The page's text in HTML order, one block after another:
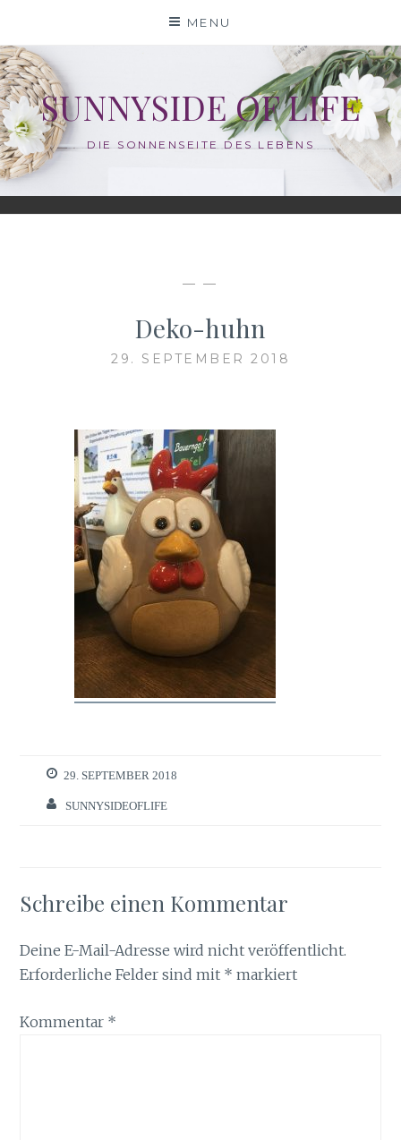
content
MENU
SUNNYSIDE OF LIFE
DIE SONNENSEITE DES LEBENS
— —
Deko-huhn
29. SEPTEMBER 2018
29. SEPTEMBER 2018
SUNNYSIDEOFLIFE
Schreibe einen Kommentar
Deine E-Mail-Adresse wird nicht veröffentlicht.
Erforderliche Felder sind mit * markiert
Kommentar *